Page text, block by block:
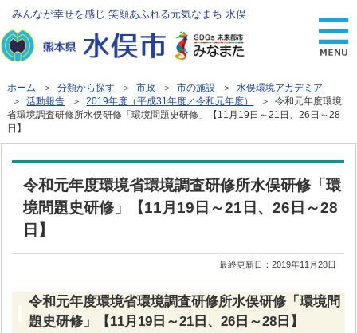
みんなが幸せを感じ 笑顔あふれる元気なまち 水俣
ホーム ＞分類から探す ＞市政 ＞市の施設 ＞水俣環境アカデミア
＞活動報告 ＞2019年度（平成31年度／令和元年度）
＞ 令和元年度環境
省環境調査研修所水俣研修「環境問題史研修」【11月19日～21日、26日～28
日】
令和元年度環境省環境調査研修所水俣研修「環
境問題史研修」【11月19日～21日、26日～28
日】
最終更新日：2019年11月28日
令和元年度環境省環境調査研修所水俣研修「環境問
題史研修」【11月19日～21日、26日～28日】